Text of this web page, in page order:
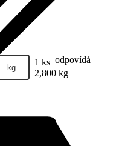
kg 1 ks odpovídá
2,800 kg